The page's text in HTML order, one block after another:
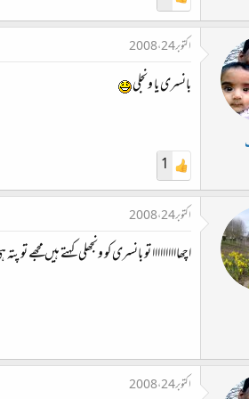
اکتوبر 24، 2008
بانسری یا ونجلی
1
اکتوبر 24، 2008
اچھاااااااااا تو بانسری کو ونجھلی کہتے ہیں مجھے تو
اکتوبر 24، 2008